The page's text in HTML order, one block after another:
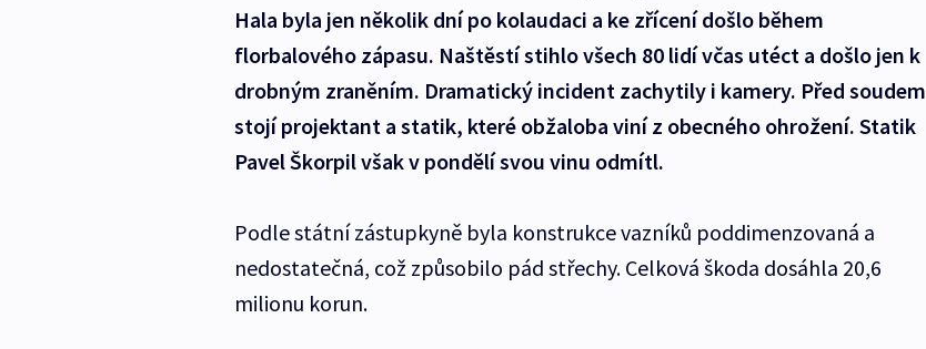
Hala byla jen několik dní po kolaudaci a ke zřícení došlo během
florbalového zápasu. Naštěstí stihlo všech 80 lidí včas utéct a došlo jen k
drobným zraněním. Dramatický incident zachytily i kamery. Před soudem
stojí projektant a statik, které obžaloba viní z obecného ohrožení. Statik
Pavel Škorpil však v pondělí svou vinu odmítl.
Podle státní zástupkyně byla konstrukce vazníků poddimenzovaná a
nedostatečná, což způsobilo pád střechy. Celková škoda dosáhla 20,6
milionu korun.